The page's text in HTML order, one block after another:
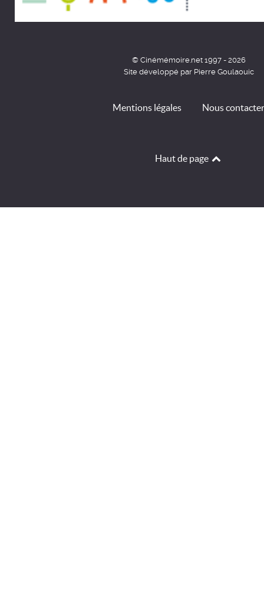
© Cinémémoire.net 1997 - 2026
Site développé par Pierre Goulaouic
Mentions légales Nous contacter
Haut de page